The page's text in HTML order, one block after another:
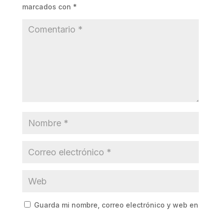
marcados con *
Guarda mi nombre, correo electrónico y web en